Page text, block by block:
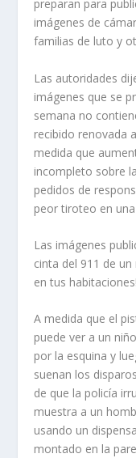
preparan para
imágenes de
familias de luto y
Las autoridades
imágenes que se
semana no
recibido renovada
medida que
incompleto sobre
pedidos de
peor tiroteo en
Las imágenes
cinta del 911 de un
en tus
A medida que el
puede ver a un
por la esquina y
suenan los
de que la policía
muestra a un
usando un
montado en la